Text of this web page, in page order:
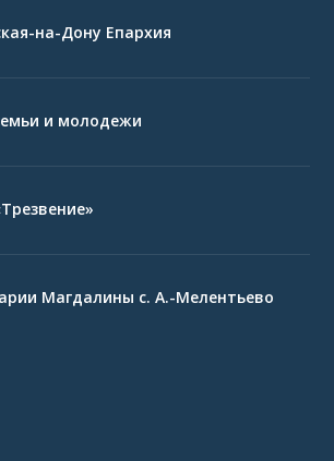
на-Дону Епархия
и молодежи
Магдалины с. А.-Мелентьево